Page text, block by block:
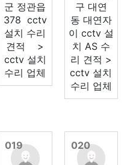
군 정관읍
378 cctv
설치 수리
견적 >
cctv 설치
수리 업체
구 대연
동 대연자
이 cctv 설
치 AS 수
리 견적 >
cctv 설치
수리 업체
019 020